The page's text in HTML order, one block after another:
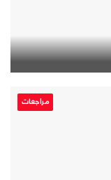
مراجعات